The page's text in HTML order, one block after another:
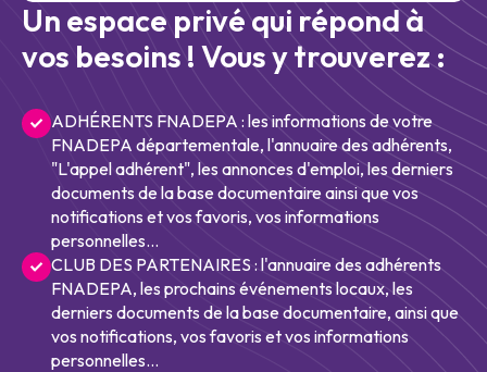
Un espace privé qui répond à
vos besoins ! Vous y trouverez :
ADHÉRENTS FNADEPA : les informations de votre
FNADEPA départementale, l'annuaire des adhérents,
"L'appel adhérent", les annonces d'emploi, les derniers
documents de la base documentaire ainsi que vos
notifications et vos favoris, vos informations
personnelles...
CLUB DES PARTENAIRES : l'annuaire des adhérents
FNADEPA, les prochains événements locaux, les
derniers documents de la base documentaire, ainsi que
vos notifications, vos favoris et vos informations
personnelles...